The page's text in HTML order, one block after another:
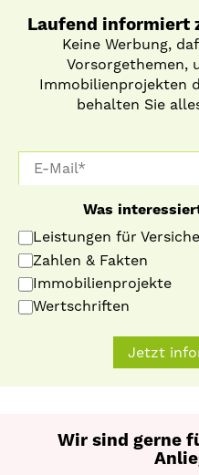
Laufend informiert
Keine Werbung,
Vorsorgethemen,
Immobilienprojekten
behalten Sie
Was
Leistungen für
Zahlen & Fakten
Immobilienprojekte
Wertschriften
Jetzt
Wir sind gerne